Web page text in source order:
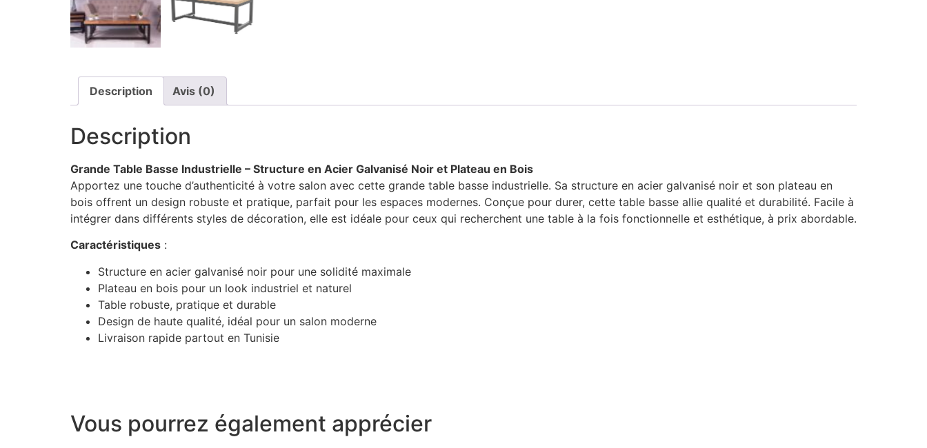
Description Avis (0)
Description
Grande Table Basse Industrielle – Structure en Acier Galvanisé Noir et Plateau en Bois
Apportez une touche d’authenticité à votre salon avec cette grande table basse industrielle. Sa structure en acier galvanisé noir et son plateau en
bois offrent un design robuste et pratique, parfait pour les espaces modernes. Conçue pour durer, cette table basse allie qualité et durabilité. Facile à
intégrer dans différents styles de décoration, elle est idéale pour ceux qui recherchent une table à la fois fonctionnelle et esthétique, à prix abordable.
Caractéristiques :
Structure en acier galvanisé noir pour une solidité maximale
Plateau en bois pour un look industriel et naturel
Table robuste, pratique et durable
Design de haute qualité, idéal pour un salon moderne
Livraison rapide partout en Tunisie
Vous pourrez également apprécier